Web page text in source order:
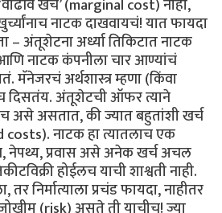
खर्च’ (marginal cost) नाही,
नाटक दाखवायचं! यात फायदा
– अंतूशेटना अर्ध्या तिकिटात नाटक
नाटक कंपनीला चार आण्यांचं
मॅनेजरचं अर्थशास्त्र म्हणा (किंवा
दिसतंय. अंतूशेटची ऑफर त्याने
असे असतात, की ज्यात बहुतांशी खर्च
नाटक हा त्यातलाच एक
नेपथ्य, प्रवास असे अनेक खर्च अचल
होईलच याची शाश्वती नाही.
निर्मात्याला प्रचंड फायदा, नाहीतर